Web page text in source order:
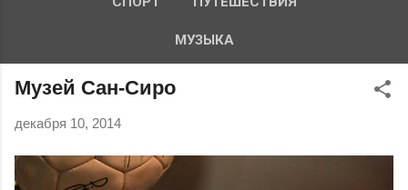
МУЗЫКА
Музей Сан-Сиро
декабря 10, 2014